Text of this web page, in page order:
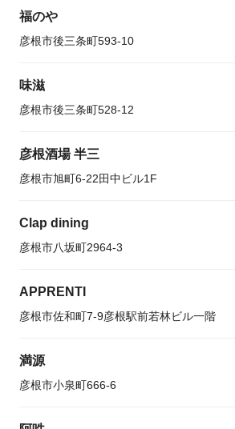
福のや
彦根市後三条町593-10
味滋
彦根市後三条町528-12
彦根酒場 半三
彦根市旭町6-22田中ビル1F
Clap dining
彦根市八坂町2964-3
APPRENTI
彦根市佐和町7-9彦根駅前若林ビル一階
満源
彦根市小泉町666-6